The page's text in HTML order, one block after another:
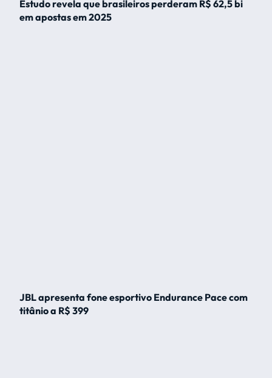
Estudo revela que brasileiros perderam R$ 62,5 bi
em apostas em 2025
JBL apresenta fone esportivo Endurance Pace com
titânio a R$ 399